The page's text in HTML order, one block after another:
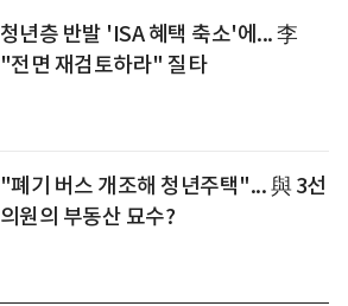
청년층 반발 'ISA 혜택 축소'에... 李
"전면 재검토하라" 질타
"폐기 버스 개조해 청년주택"... 與 3선
의원의 부동산 묘수?